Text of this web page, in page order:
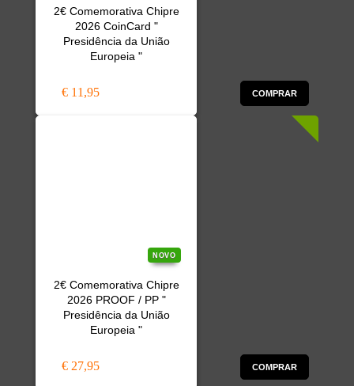
2€ Comemorativa Chipre
2026 CoinCard "
Presidência da União
Europeia "
€ 11,95 COMPRAR
NOVO
2€ Comemorativa Chipre
2026 PROOF / PP "
Presidência da União
Europeia "
€ 27,95 COMPRAR